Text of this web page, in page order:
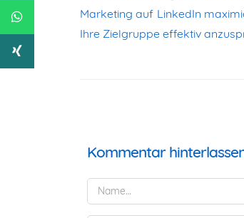
Marketing auf LinkedIn
Ihre Zielgruppe effektiv
Kommentar